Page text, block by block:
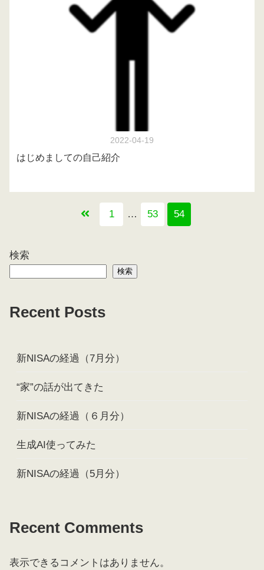
2022-04-19
はじめましての自己紹介
1 … 53 54
検索
検索
Recent Posts
新NISAの経過（7月分）
“家”の話が出てきた
新NISAの経過（６月分）
生成AI使ってみた
新NISAの経過（5月分）
Recent Comments
表示できるコメントはありません。